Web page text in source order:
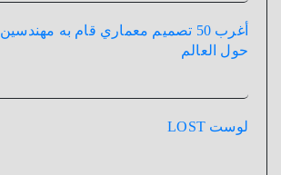
أغرب 50 تصميم معماري قام به مهندسين
حول العالم
لوست LOST